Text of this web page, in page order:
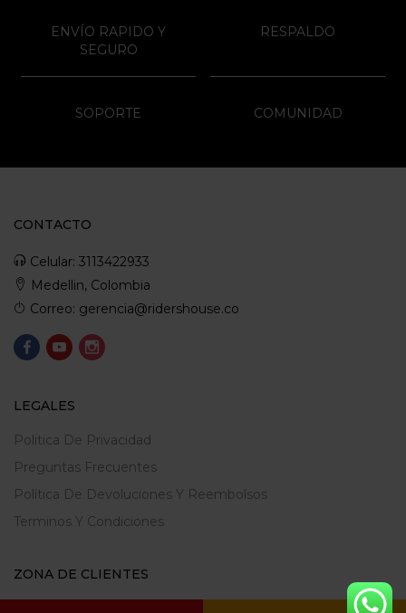
ENVÍO RAPIDO Y
SEGURO
RESPALDO
SOPORTE COMUNIDAD
CONTACTO
Celular: 3113422933
Medellin, Colombia
Correo: gerencia@ridershouse.co
LEGALES
Politica De Privacidad
Preguntas Frecuentes
Política De Devoluciones Y Reembolsos
Terminos Y Condiciones
ZONA DE CLIENTES